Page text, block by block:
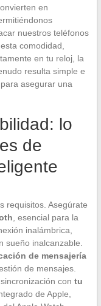
en
nuestros teléfonos
comodidad,
en tu reloj, la
resulta simple e
asegurar una
lo
de
requisitos. Asegúrate
, esencial para la
inalámbrica,
sueño inalcanzable.
de mensajería
de mensajes.
sincronización con tu
de Apple,